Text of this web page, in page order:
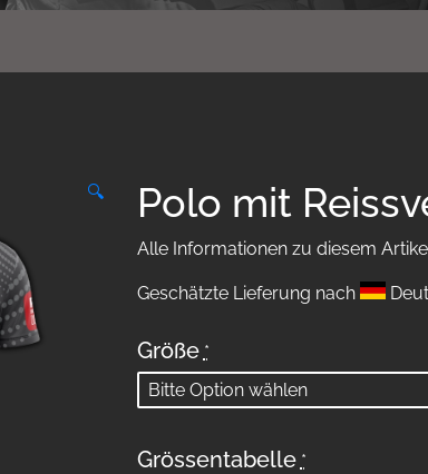
🔍 Polo mit
Alle Informationen zu diesem
Geschätzte Lieferung nach
Größe *
Grössentabelle *